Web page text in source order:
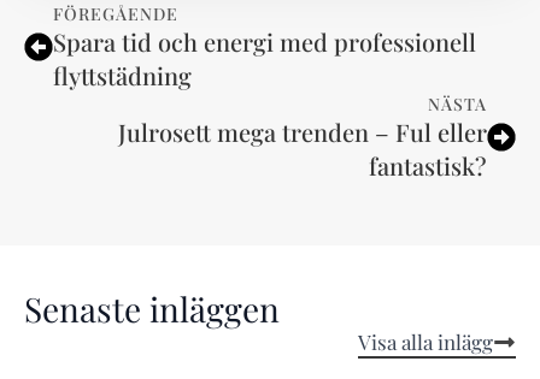
FÖREGÅENDE
Spara tid och energi med professionell
flyttstädning
NÄSTA
Julrosett mega trenden – Ful eller
fantastisk?
Senaste inläggen
Visa alla inlägg